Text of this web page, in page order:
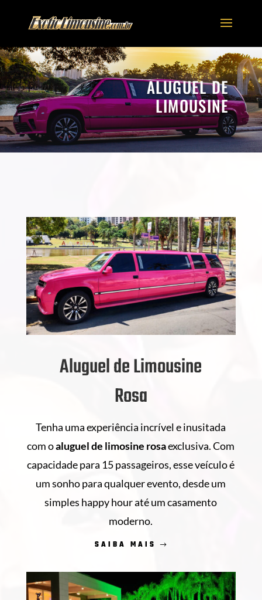
ALUGUEL DE
LIMOUSINE
Aluguel de Limousine
Rosa
Tenha uma experiência incrível e inusitada
com oaluguel de limosine rosaexclusiva. Com
capacidade para 15 passageiros, esse veículo é
um sonho para qualquer evento, desde um
simples happy hour até um casamento
moderno.
SAIBA MAIS